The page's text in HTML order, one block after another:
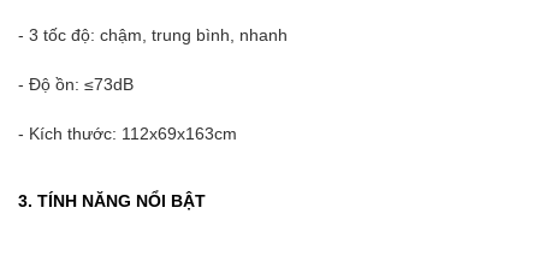
- 3 tốc độ: chậm, trung bình, nhanh
- Độ ồn: ≤73dB
- Kích thước: 112x69x163cm
3. TÍNH NĂNG NỔI BẬT